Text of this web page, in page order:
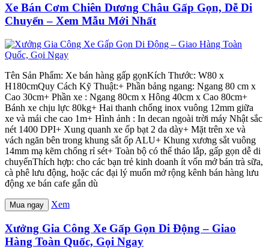
Xe Bán Cơm Chiên Dương Châu Gấp Gọn, Dễ Di
Chuyển – Xem Mẫu Mới Nhất
Tên Sản Phẩm: Xe bán hàng gấp gọnKích Thước: W80 x
H180cmQuy Cách Kỹ Thuật:+ Phần bảng ngang: Ngang 80 cm x
Cao 30cm+ Phần xe : Ngang 80cm x Hông 40cm x Cao 80cm+
Bánh xe chịu lực 80kg+ Hai thanh chống inox vuông 12mm giữa
xe và mái che cao 1m+ Hình ảnh : In decan ngoài trời máy Nhật sắc
nét 1400 DPI+ Xung quanh xe ốp bạt 2 da dày+ Mặt trên xe và
vách ngăn bên trong khung sắt ốp ALU+ Khung xương sắt vuông
14mm mạ kẽm chống rỉ sét+ Toàn bộ có thể tháo lắp, gấp gọn dễ di
chuyểnThích hợp: cho các bạn trẻ kinh doanh ít vốn mở bán trà sữa,
cà phê lưu động, hoặc các đại lý muốn mở rộng kênh bán hàng lưu
động xe bán cafe gắn dù
Mua ngay Xem
Xưởng Gia Công Xe Gấp Gọn Di Động – Giao
Hàng Toàn Quốc, Gọi Ngay